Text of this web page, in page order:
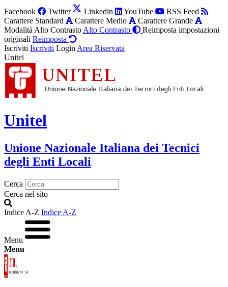
Facebook Twitter Linkedin YouTube
RSS Feed
Carattere Standard
Carattere Medio
Carattere Grande
Modalità Alto Contrasto Alto Contrasto
Reimposta impostazioni
originali Reimposta
Iscriviti Iscriviti Login Area Riservata
Unitel
Unitel
Unione Nazionale Italiana dei Tecnici
degli Enti Locali
Cerca
Cerca nel sito
Indice A-Z Indice A-Z
Menu
Menu